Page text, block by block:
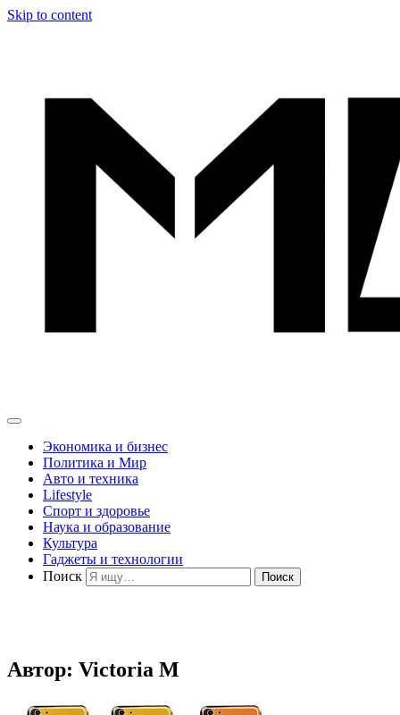
Skip to content
Экономика и бизнес
Политика и Мир
Авто и техника
Lifestyle
Спорт и здоровье
Наука и образование
Культура
Гаджеты и технологии
Поиск
Автор: Victoria M